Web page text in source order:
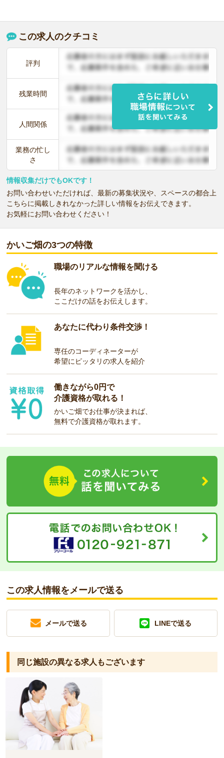
この求人のクチコミ
評判
残業時間
人間関係
業務の忙し
さ
情報収集だけでもOKです！
お問い合わせいただければ、最新の募集状況や、スペースの都合上
こちらに掲載しきれなかった詳しい情報をお伝えできます。
お気軽にお問い合わせください！
かいご畑の3つの特徴
職場のリアルな情報を聞ける
長年のネットワークを活かし、
ここだけの話をお伝えします。
あなたに代わり条件交渉！
専任のコーディネーターが
希望にピッタリの求人を紹介
働きながら0円で
介護資格が取れる！
かいご畑でお仕事が決まれば、
無料で介護資格が取れます。
この求人情報をメールで送る
メールで送る LINEで送る
同じ施設の異なる求人もございます